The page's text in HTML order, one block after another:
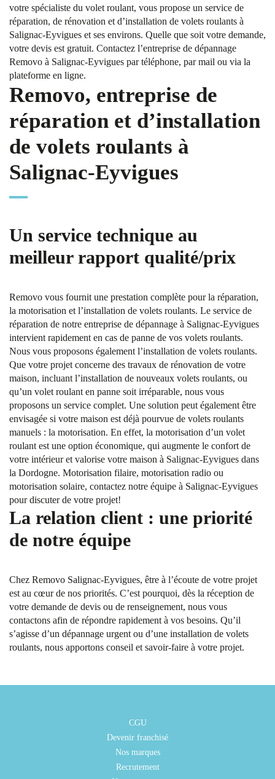
votre spécialiste du volet roulant, vous propose un service de
réparation, de rénovation et d’installation de volets roulants à
Salignac-Eyvigues et ses environs. Quelle que soit votre demande,
votre devis est gratuit. Contactez l’entreprise de dépannage
Removo à Salignac-Eyvigues par téléphone, par mail ou via la
plateforme en ligne.
Removo, entreprise de
réparation et d’installation
de volets roulants à
Salignac-Eyvigues
Un service technique au
meilleur rapport qualité/prix
Removo vous fournit une prestation complète pour la réparation,
la motorisation et l’installation de volets roulants. Le service de
réparation de notre entreprise de dépannage à Salignac-Eyvigues
intervient rapidement en cas de panne de vos volets roulants.
Nous vous proposons également l’installation de volets roulants.
Que votre projet concerne des travaux de rénovation de votre
maison, incluant l’installation de nouveaux volets roulants, ou
qu’un volet roulant en panne soit irréparable, nous vous
proposons un service complet. Une solution peut également être
envisagée si votre maison est déjà pourvue de volets roulants
manuels : la motorisation. En effet, la motorisation d’un volet
roulant est une option économique, qui augmente le confort de
votre intérieur et valorise votre maison à Salignac-Eyvigues dans
la Dordogne. Motorisation filaire, motorisation radio ou
motorisation solaire, contactez notre équipe à Salignac-Eyvigues
pour discuter de votre projet!
La relation client : une priorité
de notre équipe
Chez Removo Salignac-Eyvigues, être à l’écoute de votre projet
est au cœur de nos priorités. C’est pourquoi, dès la réception de
votre demande de devis ou de renseignement, nous vous
contactons afin de répondre rapidement à vos besoins. Qu’il
s’agisse d’un dépannage urgent ou d’une installation de volets
roulants, nous apportons conseil et savoir-faire à votre projet.
CGU
Devenir franchisé
Nos marques
Recrutement